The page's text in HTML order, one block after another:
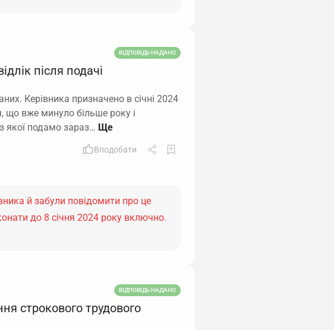
ВІДПОВІДЬ НАДАНО
після подачі
Керівника призначено в січні 2024
що вже минуло більше року і
якої подамо зараз…
Вподобати
й забули повідомити про це
до 8 січня 2024 року включно.
ВІДПОВІДЬ НАДАНО
строкового трудового